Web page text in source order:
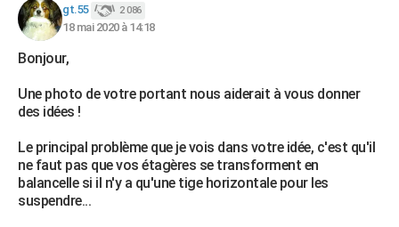
Bricolage
Lifestyle
Culture
Sport
Auto
Television
Voyage
Cinema gt.55 2 086
18 mai 2020 à 14:18
Bonjour,
Une photo de votre portant nous aiderait à vous donner
des idées !
Le principal problème que je vois dans votre idée, c'est qu'il
ne faut pas que vos étagères se transforment en
balancelle si il n'y a qu'une tige horizontale pour les
suspendre...